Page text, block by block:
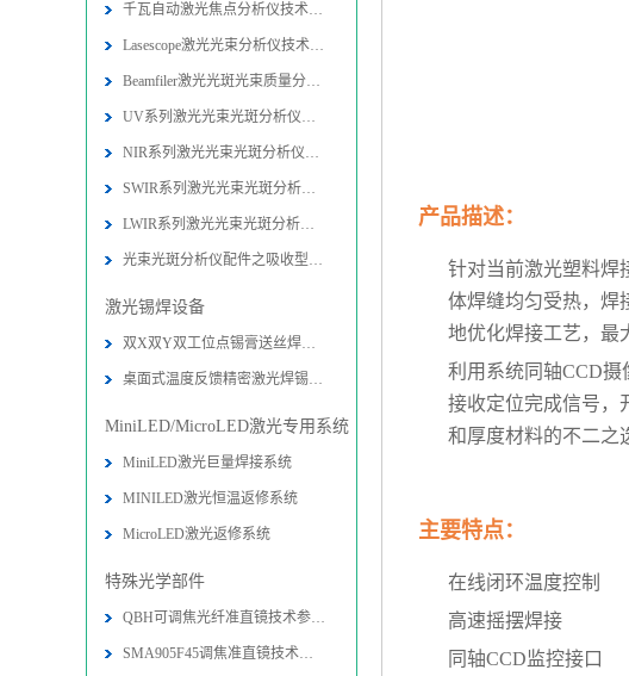
千瓦自动激光焦点分析仪技术参数-图
Lasescope激光光束分析仪技术参数-
Beamfiler激光光斑光束质量分析仪技
UV系列激光光束光斑分析仪技术参数-
NIR系列激光光束光斑分析仪技术参数
SWIR系列激光光束光斑分析仪技术参数
LWIR系列激光光束光斑分析仪技术参数
光束光斑分析仪配件之吸收型衰减器技
激光锡焊设备
双X双Y双工位点锡膏送丝焊接机设备-
桌面式温度反馈精密激光焊锡系统图片
MiniLED/MicroLED激光专用系统
MiniLED激光巨量焊接系统
MINILED激光恒温返修系统
MicroLED激光返修系统
特殊光学部件
QBH可调焦光纤准直镜技术参数-图片-
SMA905F45调焦准直镜技术参数-图片
产品描述：
针对当前激光塑料焊
体焊缝均匀受热，焊
地优化焊接工艺，最
利用系统同轴CCD
接收定位完成信号，
和厚度材料的不二之
主要特点：
在线闭环温度控制
高速摇摆焊接
同轴CCD监控接口